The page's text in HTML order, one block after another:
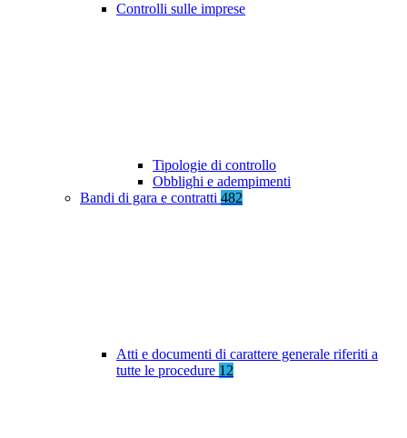
Controlli sulle imprese
Tipologie di controllo
Obblighi e adempimenti
Bandi di gara e contratti 482
Atti e documenti di carattere generale riferiti a
tutte le procedure 12